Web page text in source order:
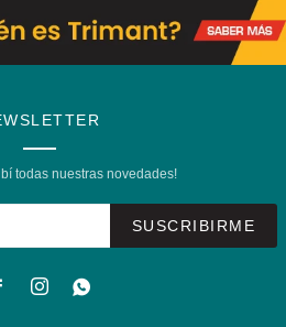
todas nuestras novedades!
SUSCRIBIRME
 